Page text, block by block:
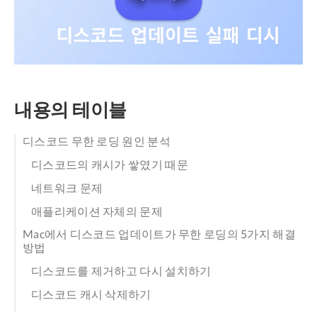
내용의 테이블
디스코드 무한 로딩 원인 분석
디스코드의 캐시가 쌓였기 때문
네트워크 문제
애플리케이션 자체의 문제
Mac에서 디스코드 업데이트가 무한 로딩의 5가지 해결
방법
디스코드를 제거하고 다시 설치하기
디스코드 캐시 삭제하기